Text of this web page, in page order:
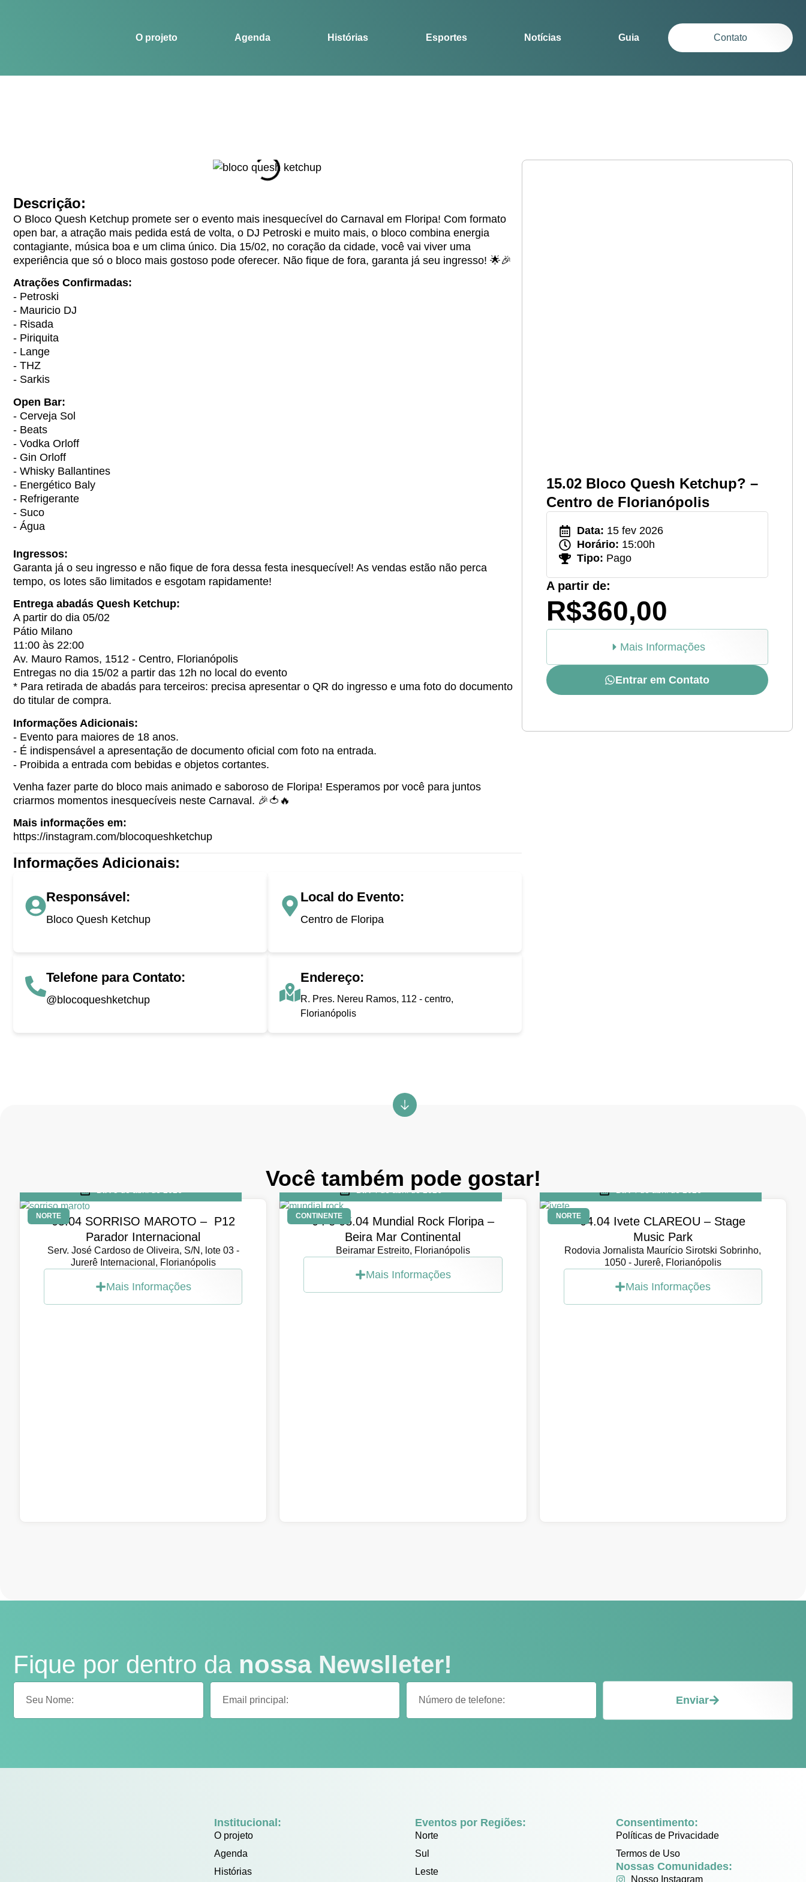
O projeto Agenda Histórias Esportes Notícias Guia Contato
Descrição:
O Bloco Quesh Ketchup promete ser o evento mais inesquecível do Carnaval em Floripa! Com formato
open bar, a atração mais pedida está de volta, o DJ Petroski e muito mais, o bloco combina energia
contagiante, música boa e um clima único. Dia 15/02, no coração da cidade, você vai viver uma
experiência que só o bloco mais gostoso pode oferecer. Não fique de fora, garanta já seu ingresso! 🌟🎉
Atrações Confirmadas:
- Petroski
- Mauricio DJ
- Risada
- Piriquita
- Lange
- THZ
- Sarkis
Open Bar:
- Cerveja Sol
- Beats
- Vodka Orloff
- Gin Orloff
- Whisky Ballantines
- Energético Baly
- Refrigerante
- Suco
- Água
Ingressos:
Garanta já o seu ingresso e não fique de fora dessa festa inesquecível! As vendas estão não perca
tempo, os lotes são limitados e esgotam rapidamente!
Entrega abadás Quesh Ketchup:
A partir do dia 05/02
Pátio Milano
11:00 às 22:00
Av. Mauro Ramos, 1512 - Centro, Florianópolis
Entregas no dia 15/02 a partir das 12h no local do evento
* Para retirada de abadás para terceiros: precisa apresentar o QR do ingresso e uma foto do documento
do titular de compra.
Informações Adicionais:
- Evento para maiores de 18 anos.
- É indispensável a apresentação de documento oficial com foto na entrada.
- Proibida a entrada com bebidas e objetos cortantes.
Venha fazer parte do bloco mais animado e saboroso de Floripa! Esperamos por você para juntos
criarmos momentos inesquecíveis neste Carnaval. 🎉🍅🔥
Mais informações em:
https://instagram.com/blocoqueshketchup
Informações Adicionais:
Responsável:
Bloco Quesh Ketchup
Local do Evento:
Centro de Floripa
Telefone para Contato:
@blocoqueshketchup
Endereço:
R. Pres. Nereu Ramos, 112 - centro,
Florianópolis
15.02 Bloco Quesh Ketchup? –
Centro de Florianópolis
Data: 15 fev 2026
Horário: 15:00h
Tipo: Pago
A partir de:
R$360,00
Mais Informações
Entrar em Contato
Você também pode gostar!
NORTE05.04 SORRISO MAROTO – P12
Parador Internacional
Serv. José Cardoso de Oliveira, S/N, lote 03 -
Jurerê Internacional, Florianópolis
Mais Informações
CONTINENTE
4 de abril de 2026
04 e 05.04 Mundial Rock Floripa –
Beira Mar Continental
Beiramar Estreito, Florianópolis
Mais Informações
NORTE04.04 Ivete CLAREOU – Stage
Music Park
Rodovia Jornalista Maurício Sirotski Sobrinho,
1050 - Jurerê, Florianópolis
Mais Informações
Fique por dentro da nossa Newslleter!
Enviar
Institucional:
O projeto
Agenda
Histórias
Eventos por Regiões:
Norte
Sul
Leste
Consentimento:
Políticas de Privacidade
Termos de Uso
Nossas Comunidades:
Nosso Instagram